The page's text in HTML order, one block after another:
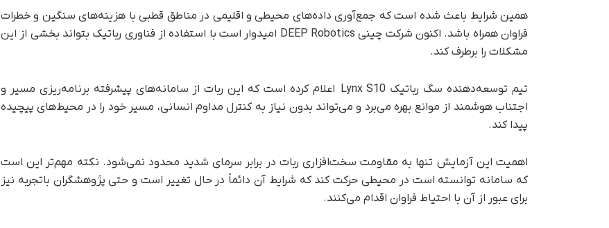
همین شرایط باعث شده است که جمع‌آوری داده‌های محیطی و اقلیمی در مناطق قطبی با هزینه‌های سنگین و خطرات
فراوان همراه باشد. اکنون شرکت چینی DEEP Robotics امیدوار است با استفاده از فناوری رباتیک بتواند بخشی از این
مشکلات را برطرف کند.
تیم توسعه‌دهنده سگ رباتیک Lynx S10
اعلام کرده است که این ربات از سامانه‌های پیشرفته برنامه‌ریزی مسیر و
اجتناب هوشمند از موانع بهره می‌برد و می‌تواند بدون نیاز به کنترل مداوم انسانی، مسیر خود را در محیط‌های پیچیده
پیدا کند.
اهمیت این آزمایش تنها به مقاومت سخت‌افزاری ربات در برابر سرمای شدید محدود نمی‌شود. نکته مهم‌تر این است
که سامانه توانسته است در محیطی حرکت کند که شرایط آن دائماً در حال تغییر است و حتی پژوهشگران باتجربه نیز
برای عبور از آن با احتیاط فراوان اقدام می‌کنند.